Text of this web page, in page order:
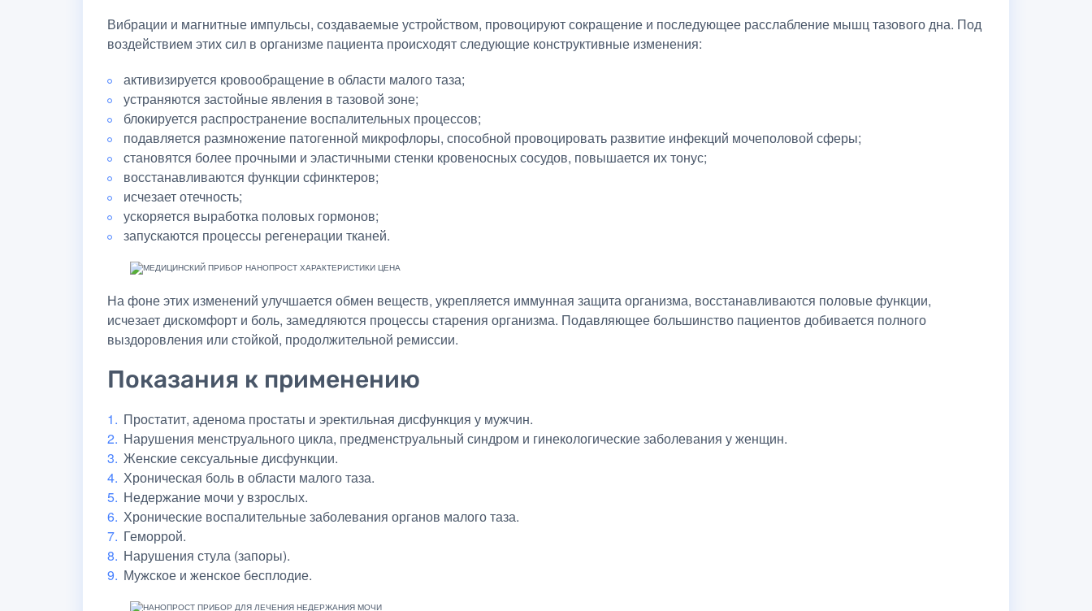
Вибрации и магнитные импульсы, создаваемые устройством, провоцируют сокращение и последующее расслабление мышц тазового дна. Под
воздействием этих сил в организме пациента происходят следующие конструктивные изменения:
активизируется кровообращение в области малого таза;
устраняются застойные явления в тазовой зоне;
блокируется распространение воспалительных процессов;
подавляется размножение патогенной микрофлоры, способной провоцировать развитие инфекций мочеполовой сферы;
становятся более прочными и эластичными стенки кровеносных сосудов, повышается их тонус;
восстанавливаются функции сфинктеров;
исчезает отечность;
ускоряется выработка половых гормонов;
запускаются процессы регенерации тканей.
На фоне этих изменений улучшается обмен веществ, укрепляется иммунная защита организма, восстанавливаются половые функции,
исчезает дискомфорт и боль, замедляются процессы старения организма. Подавляющее большинство пациентов добивается полного
выздоровления или стойкой, продолжительной ремиссии.
Показания к применению
Простатит, аденома простаты и эректильная дисфункция у мужчин.
Нарушения менструального цикла, предменструальный синдром и гинекологические заболевания у женщин.
Женские сексуальные дисфункции.
Хроническая боль в области малого таза.
Недержание мочи у взрослых.
Хронические воспалительные заболевания органов малого таза.
Геморрой.
Нарушения стула (запоры).
Мужское и женское бесплодие.